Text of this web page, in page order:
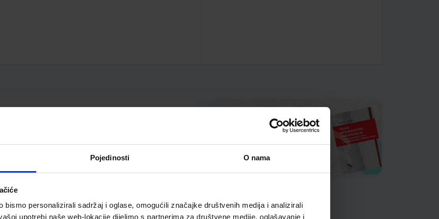
Pojedinosti O nama
bismo personalizirali sadržaj i oglase, omogućili značajke društvenih medija i analizirali
upotrebi naše web-lokacije dijelimo s partnerima za društvene medije, oglašavanje i
prstohvatom; metalna klipsa; koristi
i ljevacima